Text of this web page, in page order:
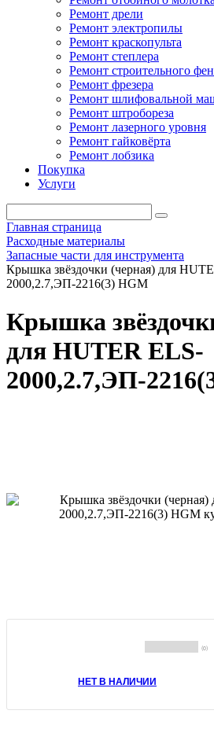
Ремонт дрели
Ремонт электропилы
Ремонт краскопульта
Ремонт степлера
Ремонт строительного
Ремонт фрезера
Ремонт шлифовальной
Ремонт штробореза
Ремонт лазерного уровня
Ремонт гайковёрта
Ремонт лобзика
Покупка
Услуги
Главная страница
Расходные материалы
Запасные части для инструмента
Крышка звёздочки (черная) для
2000,2.7,ЭП-2216(3) HGM
Крышка
для HUTER ELS-
2000,2.7,ЭП-
(0)
НЕТ В НАЛИЧИИ